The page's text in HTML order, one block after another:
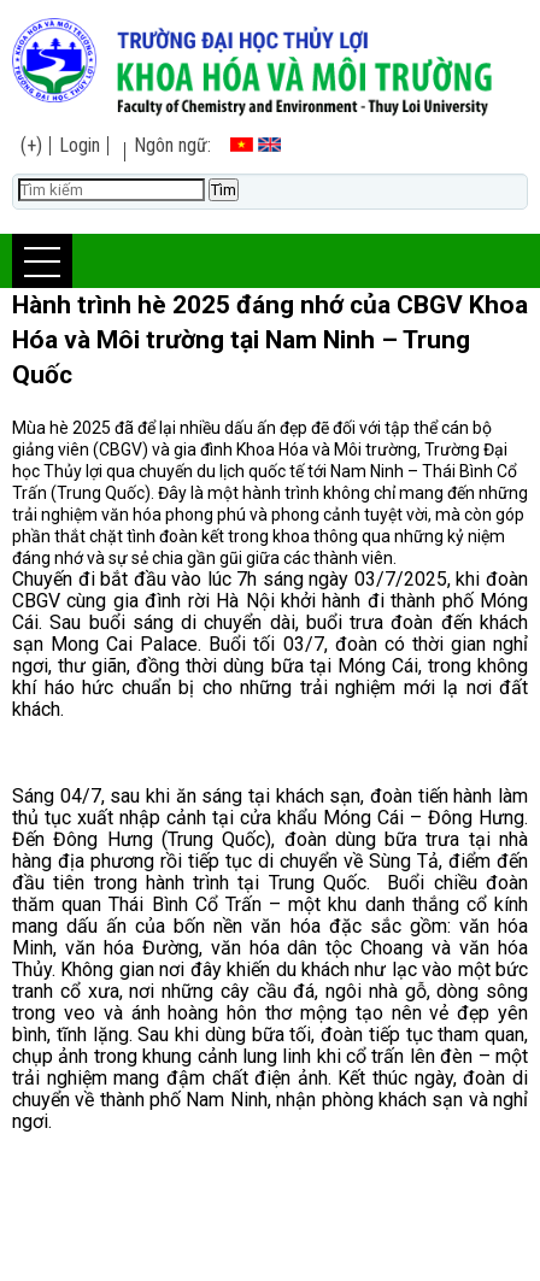
(+) Login Ngôn ngữ:
Hành trình hè 2025 đáng nhớ của CBGV Khoa
Hóa và Môi trường tại Nam Ninh – Trung
Quốc
Mùa hè 2025 đã để lại nhiều dấu ấn đẹp đẽ đối với tập thể cán bộ
giảng viên (CBGV) và gia đình Khoa Hóa và Môi trường, Trường Đại
học Thủy lợi qua chuyến du lịch quốc tế tới Nam Ninh – Thái Bình Cổ
Trấn (Trung Quốc). Đây là một hành trình không chỉ mang đến những
trải nghiệm văn hóa phong phú và phong cảnh tuyệt vời, mà còn góp
phần thắt chặt tình đoàn kết trong khoa thông qua những kỷ niệm
đáng nhớ và sự sẻ chia gần gũi giữa các thành viên.
Chuyến đi bắt đầu vào lúc 7h sáng ngày 03/7/2025, khi đoàn
CBGV cùng gia đình rời Hà Nội khởi hành đi thành phố Móng
Cái. Sau buổi sáng di chuyển dài, buổi trưa đoàn đến khách
sạn Mong Cai Palace. Buổi tối 03/7, đoàn có thời gian nghỉ
ngơi, thư giãn, đồng thời dùng bữa tại Móng Cái, trong không
khí háo hức chuẩn bị cho những trải nghiệm mới lạ nơi đất
khách.
Sáng 04/7, sau khi ăn sáng tại khách sạn, đoàn tiến hành làm
thủ tục xuất nhập cảnh tại cửa khẩu Móng Cái – Đông Hưng.
Đến Đông Hưng (Trung Quốc), đoàn dùng bữa trưa tại nhà
hàng địa phương rồi tiếp tục di chuyển về Sùng Tả, điểm đến
đầu tiên trong hành trình tại Trung Quốc. Buổi chiều đoàn
thăm quan Thái Bình Cổ Trấn – một khu danh thắng cổ kính
mang dấu ấn của bốn nền văn hóa đặc sắc gồm: văn hóa
Minh, văn hóa Đường, văn hóa dân tộc Choang và văn hóa
Thủy. Không gian nơi đây khiến du khách như lạc vào một bức
tranh cổ xưa, nơi những cây cầu đá, ngôi nhà gỗ, dòng sông
trong veo và ánh hoàng hôn thơ mộng tạo nên vẻ đẹp yên
bình, tĩnh lặng.Sau khi dùng bữa tối, đoàn tiếp tục tham quan,
chụp ảnh trong khung cảnh lung linh khi cổ trấn lên đèn – một
trải nghiệm mang đậm chất điện ảnh. Kết thúc ngày, đoàn di
chuyển về thành phố Nam Ninh, nhận phòng khách sạn và nghỉ
ngơi.